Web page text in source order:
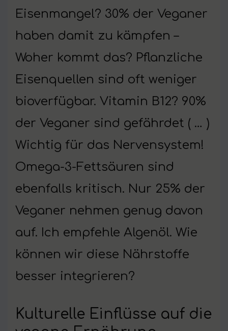
Eisenmangel? 30% der Veganer
haben damit zu kämpfen –
Woher kommt das? Pflanzliche
Eisenquellen sind oft weniger
bioverfügbar. Vitamin B12? 90%
der Veganer sind gefährdet ( … )
Wichtig für das Nervensystem!
Omega-3-Fettsäuren sind
ebenfalls kritisch. Nur 25% der
Veganer nehmen genug davon
auf. Ich empfehle Algenöl. Wie
können wir diese Nährstoffe
besser integrieren?
Kulturelle Einflüsse auf die